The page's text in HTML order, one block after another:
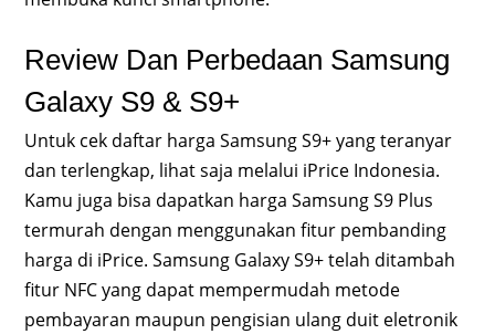
Review Dan Perbedaan Samsung
Galaxy S9 & S9+
Untuk cek daftar harga Samsung S9+ yang teranyar
dan terlengkap, lihat saja melalui iPrice Indonesia.
Kamu juga bisa dapatkan harga Samsung S9 Plus
termurah dengan menggunakan fitur pembanding
harga di iPrice. Samsung Galaxy S9+ telah ditambah
fitur NFC yang dapat mempermudah metode
pembayaran maupun pengisian ulang duit eletronik